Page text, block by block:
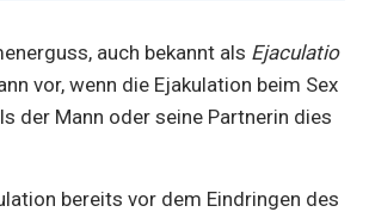
auch bekannt als Ejaculatio
vor, wenn die Ejakulation beim Sex
der Mann oder seine Partnerin dies
bereits vor dem Eindringen des